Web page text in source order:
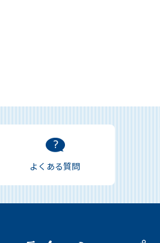
よくある質問